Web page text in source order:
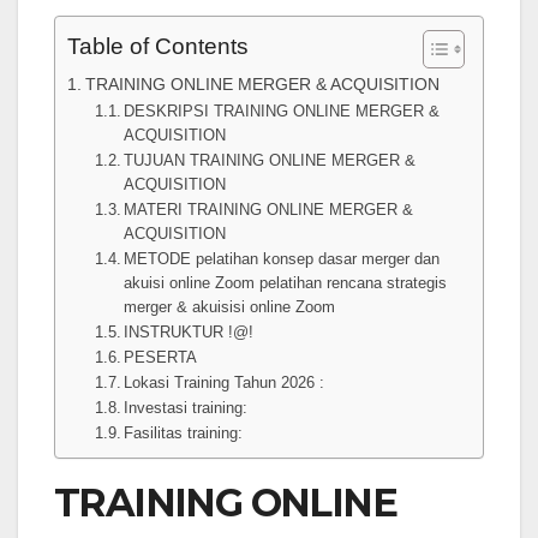
Table of Contents
TRAINING ONLINE MERGER & ACQUISITION
DESKRIPSI TRAINING ONLINE MERGER &
ACQUISITION
TUJUAN TRAINING ONLINE MERGER &
ACQUISITION
MATERI TRAINING ONLINE MERGER &
ACQUISITION
METODE pelatihan konsep dasar merger dan
akuisi online Zoom pelatihan rencana strategis
merger & akuisisi online Zoom
INSTRUKTUR !@!
PESERTA
Lokasi Training Tahun 2026 :
Investasi training:
Fasilitas training:
TRAINING ONLINE